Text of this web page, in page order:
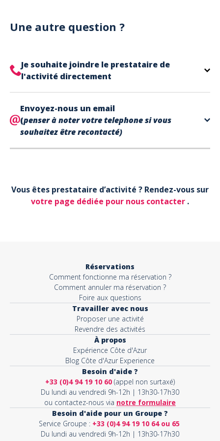
Cependant, nous avons l'office de tourisme de Fréjus
et de Saint Raphaël qui acceptent les chèques
A noter que la réservation est prise en compte
uniquement une fois le paiement effectué.
Une autre question ?
Je souhaite joindre le prestataire de
l'activité directement
trouve directement sur votre billet,
dans la partie contact.
Envoyez-nous un email
(penser à noter votre telephone si vous
souhaitez être recontacté)
Votre email*
Vous êtes prestataire d’activité ? Rendez-vous sur
votre page dédiée pour nous contacter .
Réservations
Comment fonctionne ma réservation ?
Comment annuler ma réservation ?
Foire aux questions
Travailler avec nous
Proposer une activité
Revendre des activités
À propos
Expérience Côte d'Azur
Blog Côte d'Azur Experience
Besoin d'aide ?
+33 (0)4 94 19 10 60 (appel non surtaxé)
Du lundi au vendredi 9h-12h | 13h30-17h30
ou contactez-nous via notre formulaire
Besoin d'aide pour un Groupe ?
Service Groupe : +33 (0)4 94 19 10 64 ou 65
Du lundi au vendredi 9h-12h | 13h30-17h30